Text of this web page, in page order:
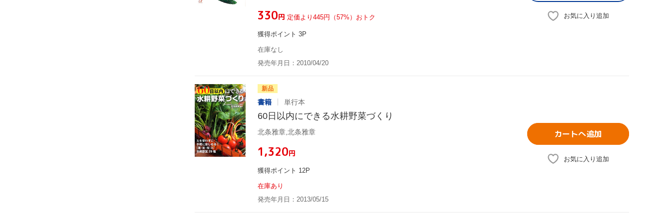
¥330円 定価より445円（57%）おトク
獲得ポイント 3P
在庫なし
発売年月日：2010/04/20
お気に入り追加
新品
書籍 単行本
60日以内にできる水耕野菜づくり
北条雅章,北条雅章
¥1,320円
獲得ポイント 12P
在庫あり
発売年月日：2013/05/15
カートへ追加
お気に入り追加